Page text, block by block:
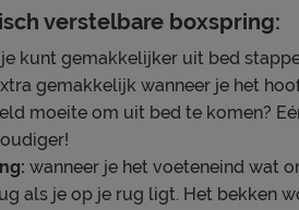
polyether, 2 cm
130
4
verstelbare boxspring:
je kunt gemakkelijker uit bed
gemakkelijk wanneer je het
moeite om uit bed te komen?
wanneer je het voeteneind wat
als je op je rug ligt. Het bekken